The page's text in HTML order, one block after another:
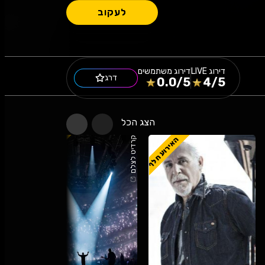
לעקוב
דירוג
4/5
דירוג משתמשים
0.0/5 דרג
הצג הכל
האירוע חלף קרדיט לצלם